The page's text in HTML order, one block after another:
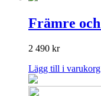
Främre
2 490 kr
Lägg till i varukorg